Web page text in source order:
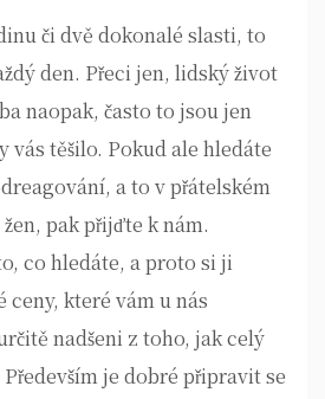
či dvě dokonalé slasti, to
den. Přeci jen, lidský život
naopak, často to jsou jen
vás těšilo. Pokud ale hledáte
a to v přátelském
pak přijďte k nám.
co hledáte, a proto si ji
ceny, které vám u nás
nadšeni z toho, jak celý
je dobré připravit se